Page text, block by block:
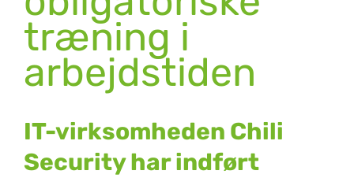
træning i
arbejdstiden
IT-virksomheden Chili
Security har indført